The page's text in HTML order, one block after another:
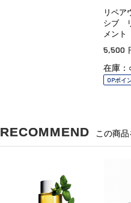
リペ
シブ
メント
5,500
在庫：
OPポイ
RECOMMEND この商